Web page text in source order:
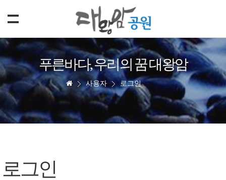
푸른바다, 우리의 꿈 대왕암
사용자 로그인
로그인